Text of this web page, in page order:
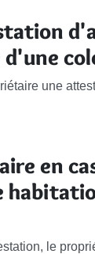
une
en
le